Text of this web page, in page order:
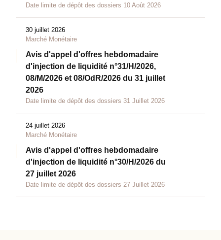
Date limite de dépôt des dossiers 10 Août 2026
30 juillet 2026
Marché Monétaire
Avis d'appel d'offres hebdomadaire
d'injection de liquidité n°31/H/2026,
08/M/2026 et 08/OdR/2026 du 31 juillet
2026
Date limite de dépôt des dossiers 31 Juillet 2026
24 juillet 2026
Marché Monétaire
Avis d'appel d'offres hebdomadaire
d'injection de liquidité n°30/H/2026 du
27 juillet 2026
Date limite de dépôt des dossiers 27 Juillet 2026